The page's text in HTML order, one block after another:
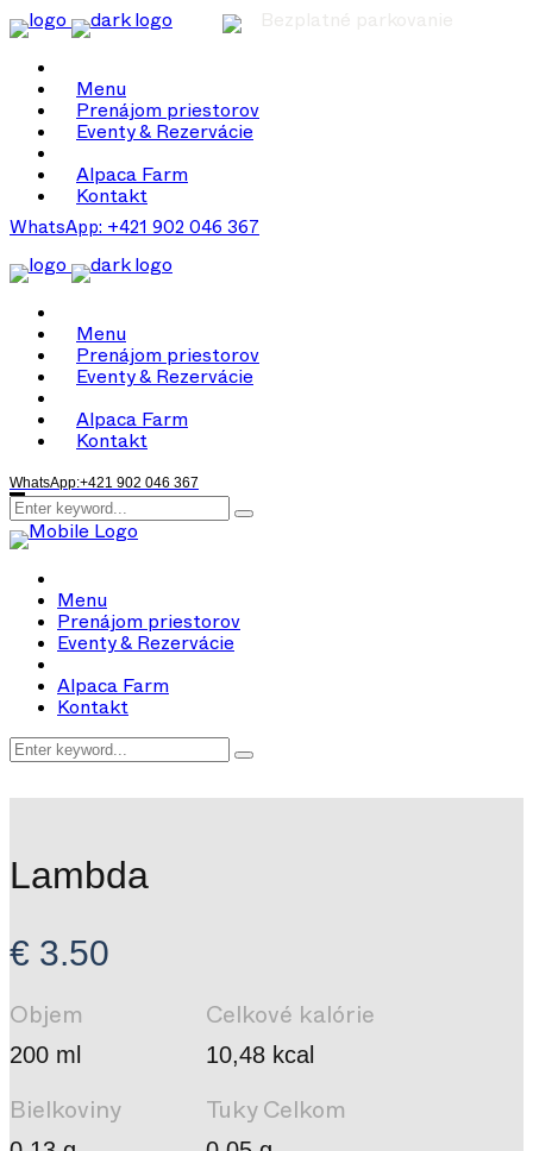
Menu
Prenájom priestorov
Eventy & Rezervácie
Alpaca Farm
Kontakt
WhatsApp: +421 902 046 367
Menu
Prenájom priestorov
Eventy & Rezervácie
Alpaca Farm
Kontakt
WhatsApp:+421 902 046 367
Menu
Prenájom priestorov
Eventy & Rezervácie
Alpaca Farm
Kontakt
Lambda
€ 3.50
Objem
200 ml
Celkové kalórie
10,48 kcal
Bielkoviny Tuky Celkom